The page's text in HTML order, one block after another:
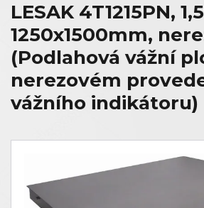
LESAK 4T1215PN,
1250x1500mm,
(Podlahová vážní
nerezovém
vážního indikátoru)